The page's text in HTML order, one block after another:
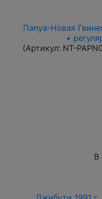
Папуа-Новая
•
(Артикул: NT-
В